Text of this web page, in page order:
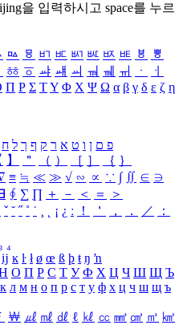
을 입력하시고 space를 누르
ㅰ ㅱ ㅲ ㅳ ㅴ ㅵ ㅶ ㅷ ㅸ
ㅹ
ㆅ ㆆ ㆇ ㆈ ㆉ ㆊ ㆋ ㆌ ㆍ
ㆎ
Π Ρ Σ ΤΥ Φ Χ Ψ Ω α β γ δ ε ζ η
פ ם ן ו ט א ר ק ף ך ל ח
】 ＂ （ ） ［ ］ ｛ ｝
≡ ≒ ≪ ≫ √ ∽ ∝ ∵ ∫ ∬ ∈ ∋
∮ ∑ ∏ ＋ － ＜ ＝
＞
ˇ ˘ ˝ ˚ ˙ ¸ ¡ ¿ ː ！ ＇ ， ． ／
：
₃ ₄
ĳ ĸ ŀ ł ø œ ß þ ŧ ŋ ŉ
О П Р С Т У Ф Х Ц Ч Ш Щ Ъ
к л м н о п р с т у ф х ц ч ш щ ъ
￦ ㎕ ㎖ ㎗ ℓ ㎘ ㏄ ㎣ ㎤ ㎥ ㎦